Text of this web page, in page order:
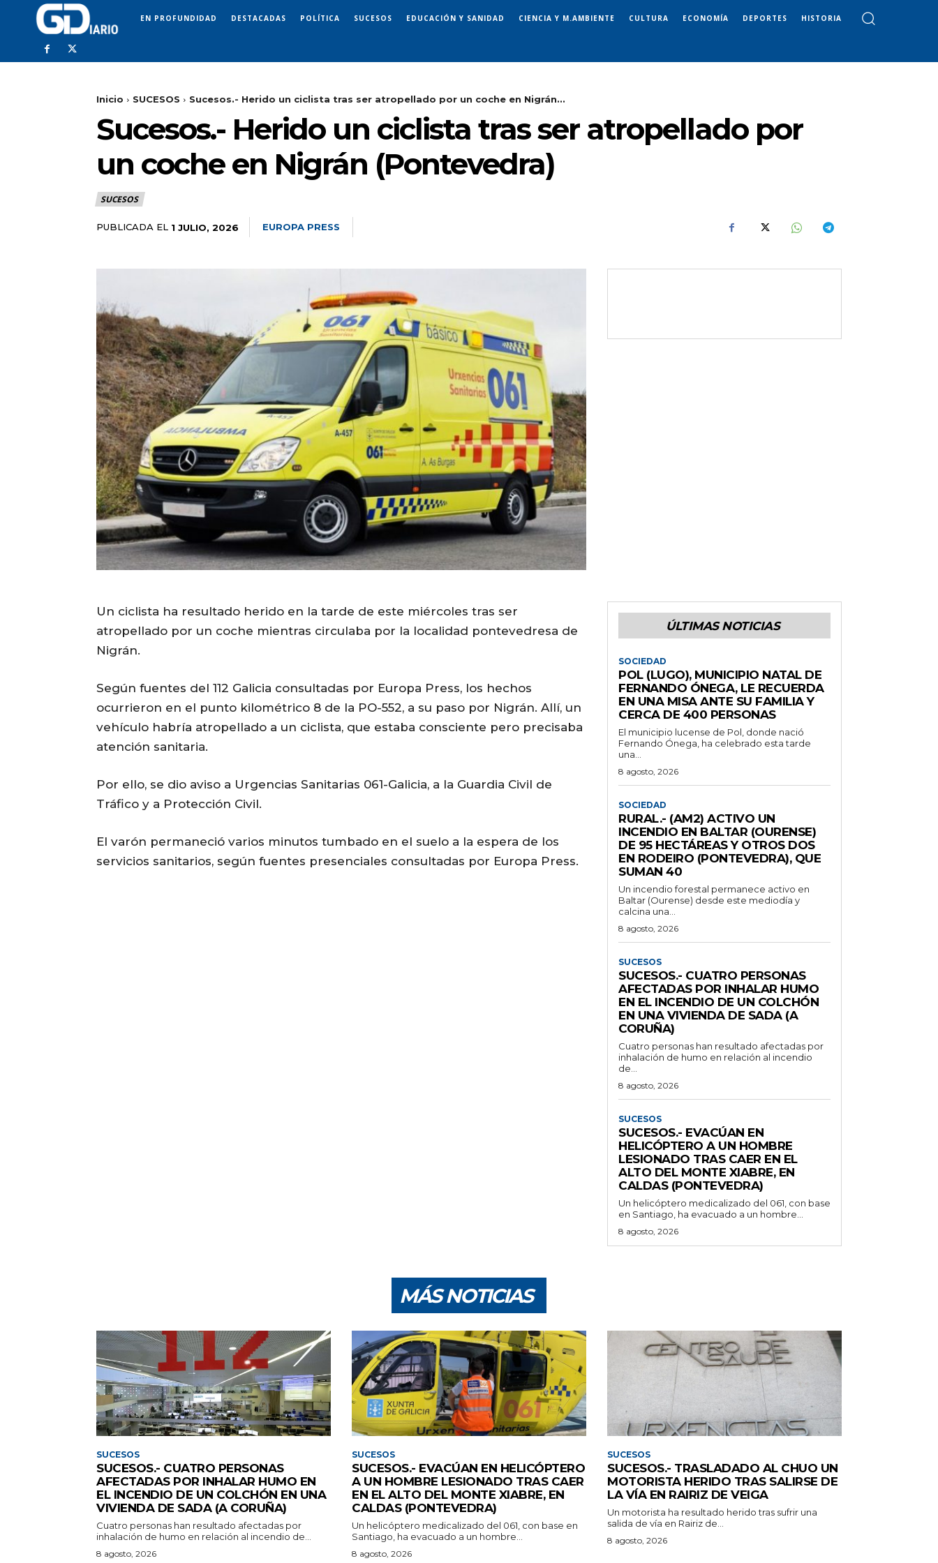
EN PROFUNDIDAD DESTACADAS POLÍTICA SUCESOS EDUCACIÓN Y SANIDAD CIENCIA Y M.AMBIENTE CULTURA ECONOMÍA DEPORTES HISTORIA
Inicio SUCESOS Sucesos.- Herido un ciclista tras ser atropellado por un coche en Nigrán...
Sucesos.- Herido un ciclista tras ser atropellado por
un coche en Nigrán (Pontevedra)
SUCESOS
PUBLICADA EL 1 JULIO, 2026 EUROPA PRESS
Un ciclista ha resultado herido en la tarde de este miércoles tras ser
atropellado por un coche mientras circulaba por la localidad pontevedresa de
Nigrán.
Según fuentes del 112 Galicia consultadas por Europa Press, los hechos
ocurrieron en el punto kilométrico 8 de la PO-552, a su paso por Nigrán. Allí, un
vehículo habría atropellado a un ciclista, que estaba consciente pero precisaba
atención sanitaria.
Por ello, se dio aviso a Urgencias Sanitarias 061-Galicia, a la Guardia Civil de
Tráfico y a Protección Civil.
El varón permaneció varios minutos tumbado en el suelo a la espera de los
servicios sanitarios, según fuentes presenciales consultadas por Europa Press.
ÚLTIMAS NOTICIAS
SOCIEDAD
POL (LUGO), MUNICIPIO NATAL DE
FERNANDO ÓNEGA, LE RECUERDA
EN UNA MISA ANTE SU FAMILIA Y
CERCA DE 400 PERSONAS
El municipio lucense de Pol, donde nació
Fernando Ónega, ha celebrado esta tarde
una...
8 agosto, 2026
SOCIEDAD
RURAL.- (AM2) ACTIVO UN
INCENDIO EN BALTAR (OURENSE)
DE 95 HECTÁREAS Y OTROS DOS
EN RODEIRO (PONTEVEDRA), QUE
SUMAN 40
Un incendio forestal permanece activo en
Baltar (Ourense) desde este mediodía y
calcina una...
8 agosto, 2026
SUCESOS
SUCESOS.- CUATRO PERSONAS
AFECTADAS POR INHALAR HUMO
EN EL INCENDIO DE UN COLCHÓN
EN UNA VIVIENDA DE SADA (A
CORUÑA)
Cuatro personas han resultado afectadas por
inhalación de humo en relación al incendio
de...
8 agosto, 2026
SUCESOS
SUCESOS.- EVACÚAN EN
HELICÓPTERO A UN HOMBRE
LESIONADO TRAS CAER EN EL
ALTO DEL MONTE XIABRE, EN
CALDAS (PONTEVEDRA)
Un helicóptero medicalizado del 061, con base
en Santiago, ha evacuado a un hombre...
8 agosto, 2026
MÁS NOTICIAS
SUCESOS
SUCESOS.- CUATRO PERSONAS
AFECTADAS POR INHALAR HUMO EN
EL INCENDIO DE UN COLCHÓN EN UNA
VIVIENDA DE SADA (A CORUÑA)
Cuatro personas han resultado afectadas por
inhalación de humo en relación al incendio de...
8 agosto, 2026
SUCESOS
SUCESOS.- EVACÚAN EN HELICÓPTERO
A UN HOMBRE LESIONADO TRAS CAER
EN EL ALTO DEL MONTE XIABRE, EN
CALDAS (PONTEVEDRA)
Un helicóptero medicalizado del 061, con base en
Santiago, ha evacuado a un hombre...
8 agosto, 2026
SUCESOS
SUCESOS.- TRASLADADO AL CHUO UN
MOTORISTA HERIDO TRAS SALIRSE DE
LA VÍA EN RAIRIZ DE VEIGA
Un motorista ha resultado herido tras sufrir una
salida de vía en Rairiz de...
8 agosto, 2026